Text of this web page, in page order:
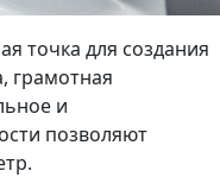
точка для создания
грамотная
и
позволяют